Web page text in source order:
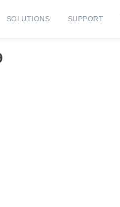
SOLUTIONS SUPPORT